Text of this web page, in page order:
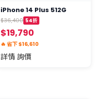
iPhone 14 Plus 512G
$36,400 54折
$19,790
🔥 省下 $16,610
詳情 詢價